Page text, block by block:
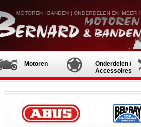
Motoren
Onderdelen /
Accessoires